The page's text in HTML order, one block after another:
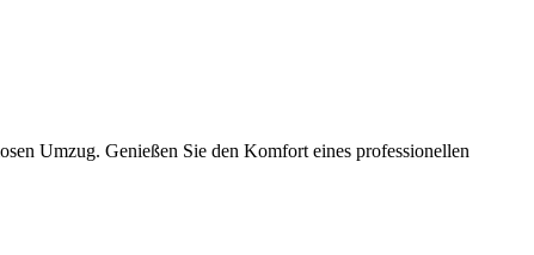
Umzug. Genießen Sie den Komfort eines professionellen